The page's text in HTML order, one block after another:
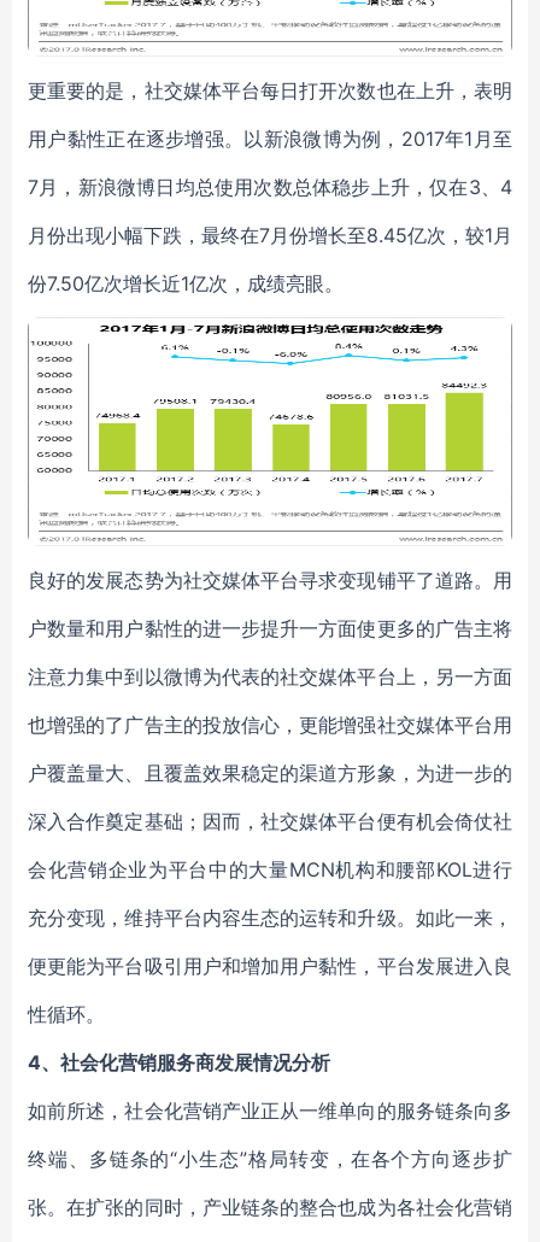
更重要的是，社交媒体平台每日打开次数也在上升，表明
用户黏性正在逐步增强。以新浪微博为例，2017年1月至
7月，新浪微博日均总使用次数总体稳步上升，仅在3、4
月份出现小幅下跌，最终在7月份增长至8.45亿次，较1月
份7.50亿次增长近1亿次，成绩亮眼。
良好的发展态势为社交媒体平台寻求变现铺平了道路。用
户数量和用户黏性的进一步提升一方面使更多的广告主将
注意力集中到以微博为代表的社交媒体平台上，另一方面
也增强的了广告主的投放信心，更能增强社交媒体平台用
户覆盖量大、且覆盖效果稳定的渠道方形象，为进一步的
深入合作奠定基础；因而，社交媒体平台便有机会倚仗社
会化营销企业为平台中的大量MCN机构和腰部KOL进行
充分变现，维持平台内容生态的运转和升级。如此一来，
便更能为平台吸引用户和增加用户黏性，平台发展进入良
性循环。
4、社会化营销服务商发展情况分析
如前所述，社会化营销产业正从一维单向的服务链条向多
终端、多链条的“小生态”格局转变，在各个方向逐步扩
张。在扩张的同时，产业链条的整合也成为各社会化营销